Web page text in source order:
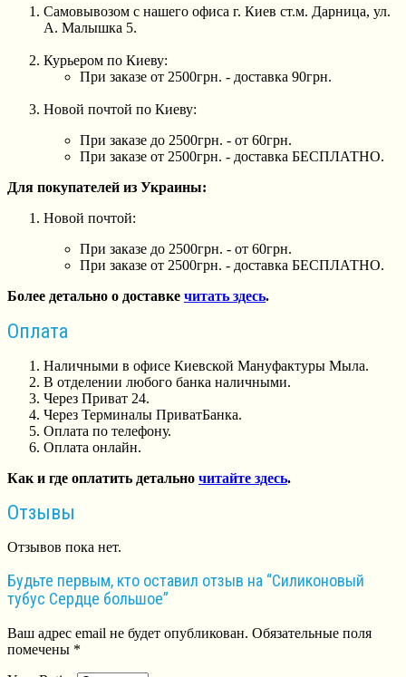
Самовывозом с нашего офиса г. Киев ст.м. Дарница, ул.
А. Малышка 5.
Курьером по Киеву:
При заказе от 2500грн. - доставка 90грн.
Новой почтой по Киеву:
При заказе до 2500грн. - от 60грн.
При заказе от 2500грн. - доставка БЕСПЛАТНО.
Для покупателей из Украины:
Новой почтой:
При заказе до 2500грн. - от 60грн.
При заказе от 2500грн. - доставка БЕСПЛАТНО.
Более детально о доставке читать здесь.
Оплата
Наличными в офисе Киевской Мануфактуры Мыла.
В отделении любого банка наличными.
Через Приват 24.
Через Терминалы ПриватБанка.
Оплата по телефону.
Оплата онлайн.
Как и где оплатить детально читайте здесь.
Отзывы
Отзывов пока нет.
Будьте первым, кто оставил отзыв на “Силиконовый
тубус Сердце большое”
Ваш адрес email не будет опубликован. Обязательные поля
помечены *